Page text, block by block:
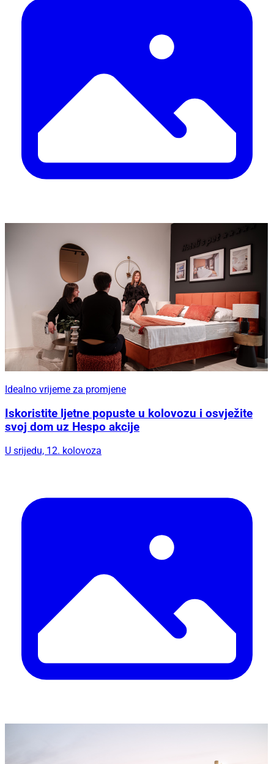
Idealno vrijeme za promjene
Iskoristite ljetne popuste u kolovozu i osvježite
svoj dom uz Hespo akcije
U srijedu, 12. kolovoza